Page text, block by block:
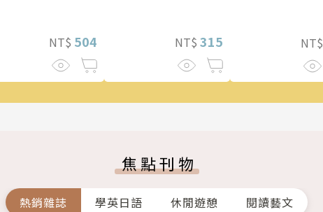
NT$ 504 NT$ 315 NT$
焦點刊物
熱銷雜誌 學英日語 休閒遊憩 閱讀藝文